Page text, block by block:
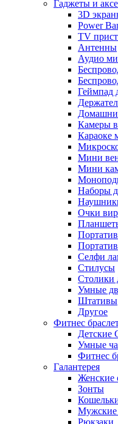
Гаджеты и
3D
Power
TV
Антенны
Аудио
Геймпад
Камеры
Караоке
Мини
Мини
Наборы
Очки
Селфи
Стилусы
Столики
Умные
Штативы
Другое
Фитнес
Детские
Умные
Фитнес
Галантерея
Женские
Зонты
Мужские
Рюкзаки